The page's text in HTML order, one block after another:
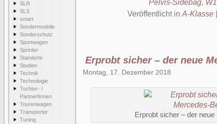
SLR
SLS
smart
Sondermodelle
Sonderschutz
Sportwagen
Sprinter
Standorte
Studien
Technik
Technologie
Tochter- /
Partnerfirmen
Tourenwagen
Transporter
Tuning
Pelvis-Sidebag,
Veröffentlicht in A-Klasse
Erprobt sicher – der neue
Montag, 17. Dezember 2018
Erprobt sicher – der